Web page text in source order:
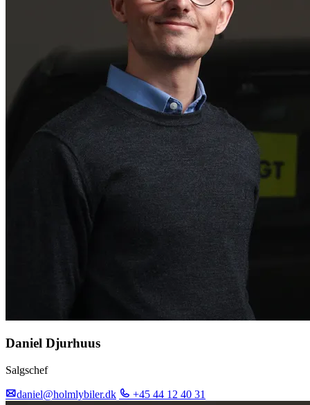
Daniel Djurhuus
Salgschef
daniel@holmlybiler.dk +45 44 12 40 31